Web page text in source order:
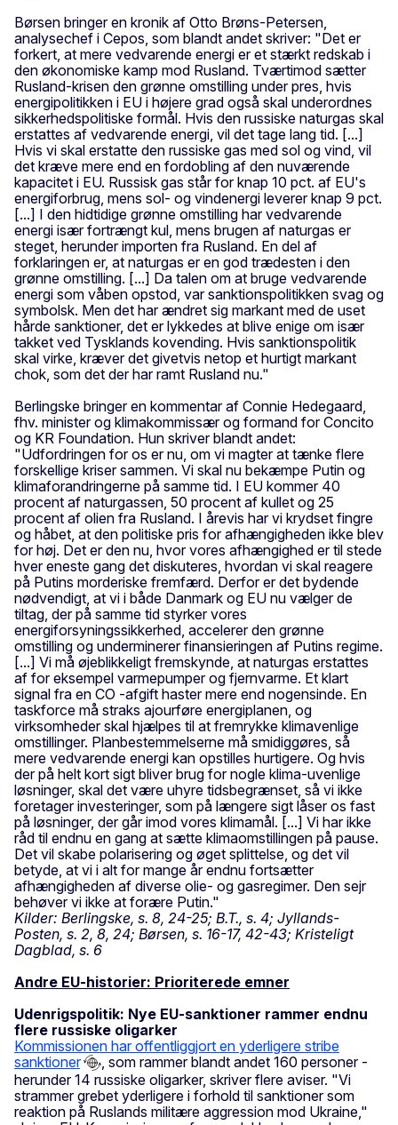
Børsen bringer en kronik af Otto Brøns-Petersen,
analysechef i Cepos, som blandt andet skriver: "Det er
forkert, at mere vedvarende energi er et stærkt redskab i
den økonomiske kamp mod Rusland. Tværtimod sætter
Rusland-krisen den grønne omstilling under pres, hvis
energipolitikken i EU i højere grad også skal underordnes
sikkerhedspolitiske formål. Hvis den russiske naturgas skal
erstattes af vedvarende energi, vil det tage lang tid. [...]
Hvis vi skal erstatte den russiske gas med sol og vind, vil
det kræve mere end en fordobling af den nuværende
kapacitet i EU. Russisk gas står for knap 10 pct. af EU's
energiforbrug, mens sol- og vindenergi leverer knap 9 pct.
[...] I den hidtidige grønne omstilling har vedvarende
energi især fortrængt kul, mens brugen af naturgas er
steget, herunder importen fra Rusland. En del af
forklaringen er, at naturgas er en god trædesten i den
grønne omstilling. [...] Da talen om at bruge vedvarende
energi som våben opstod, var sanktionspolitikken svag og
symbolsk. Men det har ændret sig markant med de uset
hårde sanktioner, det er lykkedes at blive enige om især
takket ved Tysklands kovending. Hvis sanktionspolitik
skal virke, kræver det givetvis netop et hurtigt markant
chok, som det der har ramt Rusland nu."
Berlingske bringer en kommentar af Connie Hedegaard,
fhv. minister og klimakommissær og formand for Concito
og KR Foundation. Hun skriver blandt andet:
"Udfordringen for os er nu, om vi magter at tænke flere
forskellige kriser sammen. Vi skal nu bekæmpe Putin og
klimaforandringerne på samme tid. I EU kommer 40
procent af naturgassen, 50 procent af kullet og 25
procent af olien fra Rusland. I årevis har vi krydset fingre
og håbet, at den politiske pris for afhængigheden ikke blev
for høj. Det er den nu, hvor vores afhængighed er til stede
hver eneste gang det diskuteres, hvordan vi skal reagere
på Putins morderiske fremfærd. Derfor er det bydende
nødvendigt, at vi i både Danmark og EU nu vælger de
tiltag, der på samme tid styrker vores
energiforsyningssikkerhed, accelerer den grønne
omstilling og underminerer finansieringen af Putins regime.
[...] Vi må øjeblikkeligt fremskynde, at naturgas erstattes
af for eksempel varmepumper og fjernvarme. Et klart
signal fra en CO -afgift haster mere end nogensinde. En
taskforce må straks ajourføre energiplanen, og
virksomheder skal hjælpes til at fremrykke klimavenlige
omstillinger. Planbestemmelserne må smidiggøres, så
mere vedvarende energi kan opstilles hurtigere. Og hvis
der på helt kort sigt bliver brug for nogle klima-uvenlige
løsninger, skal det være uhyre tidsbegrænset, så vi ikke
foretager investeringer, som på længere sigt låser os fast
på løsninger, der går imod vores klimamål. [...] Vi har ikke
råd til endnu en gang at sætte klimaomstillingen på pause.
Det vil skabe polarisering og øget splittelse, og det vil
betyde, at vi i alt for mange år endnu fortsætter
afhængigheden af diverse olie- og gasregimer. Den sejr
behøver vi ikke at forære Putin."
Kilder: Berlingske, s. 8, 24-25; B.T., s. 4; Jyllands-
Posten, s. 2, 8, 24; Børsen, s. 16-17, 42-43; Kristeligt
Dagblad, s. 6
Andre EU-historier: Prioriterede emner
Udenrigspolitik: Nye EU-sanktioner rammer endnu
flere russiske oligarker
Kommissionen har offentliggjort en yderligere stribe
sanktioner
, som rammer blandt andet 160 personer -
herunder 14 russiske oligarker, skriver flere aviser. "Vi
strammer grebet yderligere i forhold til sanktioner som
reaktion på Ruslands militære aggression mod Ukraine,"